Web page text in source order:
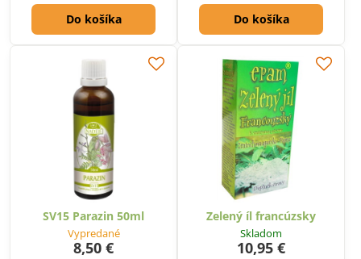
Do košíka Do košíka
SV15 Parazin 50ml
Vypredané
8,50 €
Zelený íl francúzsky
Skladom
10,95 €